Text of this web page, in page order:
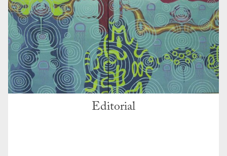
Editorial